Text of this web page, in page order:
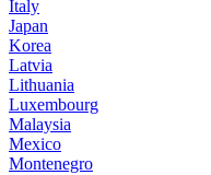
Italy
Japan
Korea
Latvia
Lithuania
Luxembourg
Malaysia
Mexico
Montenegro